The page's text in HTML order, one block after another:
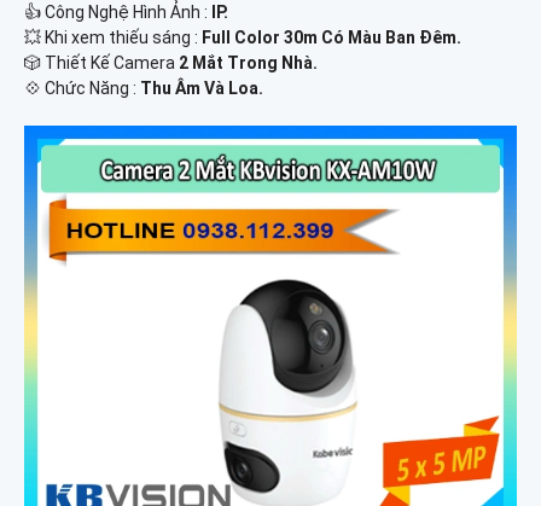
👍 Công Nghệ Hình Ảnh :
IP.
💥 Khi xem thiếu sáng : Full Color 30m Có Màu Ban Ðêm.
🎲 Thiết Kế Camera 2 Mắt Trong Nhà.
️💠 Chức Năng : Thu Âm Và Loa.